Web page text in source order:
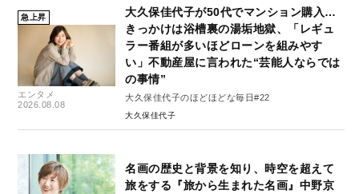
急上昇
エンタメ
2026.08.08
大久保佳代子が50代でマンション購入…
きっかけは浴槽裏の湯垢地獄、「レギュ
ラー番組が多いほどローンを組みやす
い」不動産屋に言われた“芸能人ならでは
の事情”
大久保佳代子のほどほどな毎日#22
大久保佳代子
名画の歴史と背景を知り、時空を超えて
旅をする『旅から生まれた名画』中野京